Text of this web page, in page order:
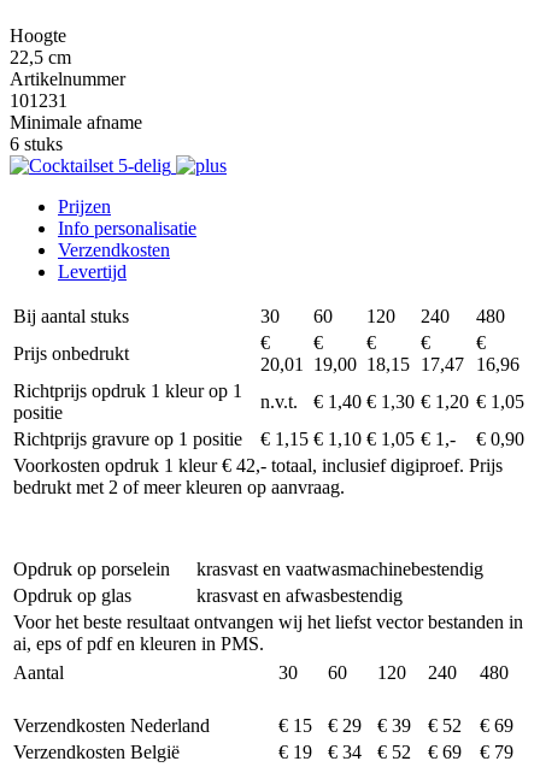
Hoogte
22,5 cm
Artikelnummer
101231
Minimale afname
6 stuks
Prijzen
Info personalisatie
Verzendkosten
Levertijd
Bij aantal stuks 30 60 120 240
480
Prijs onbedrukt
€
20,01
€
19,00
€
18,15
€
17,47
€
16,96
Richtprijs opdruk 1 kleur op 1
positie
n.v.t. € 1,40 € 1,30 € 1,20 € 1,05
Richtprijs gravure op 1 positie
€ 1,15 € 1,10 € 1,05 € 1,-
€ 0,90
Voorkosten opdruk 1 kleur € 42,- totaal, inclusief digiproef. Prijs
bedrukt met 2 of meer kleuren op aanvraag.
Opdruk op porselein
krasvast en vaatwasmachinebestendig
Opdruk op glas
krasvast en afwasbestendig
Voor het beste resultaat ontvangen wij het liefst vector bestanden in
ai, eps of pdf en kleuren in PMS.
Aantal
30 60 120 240 480
Verzendkosten Nederland € 15 € 29 € 39 € 52
€ 69
Verzendkosten België
€ 19 € 34 € 52 € 69
€ 79